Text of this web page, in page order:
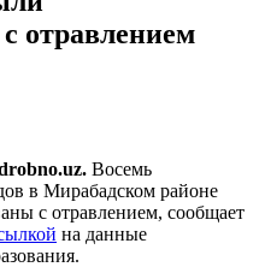
отравлением
Восемь
в Мирабадском районе
с отравлением, сообщает
на данные